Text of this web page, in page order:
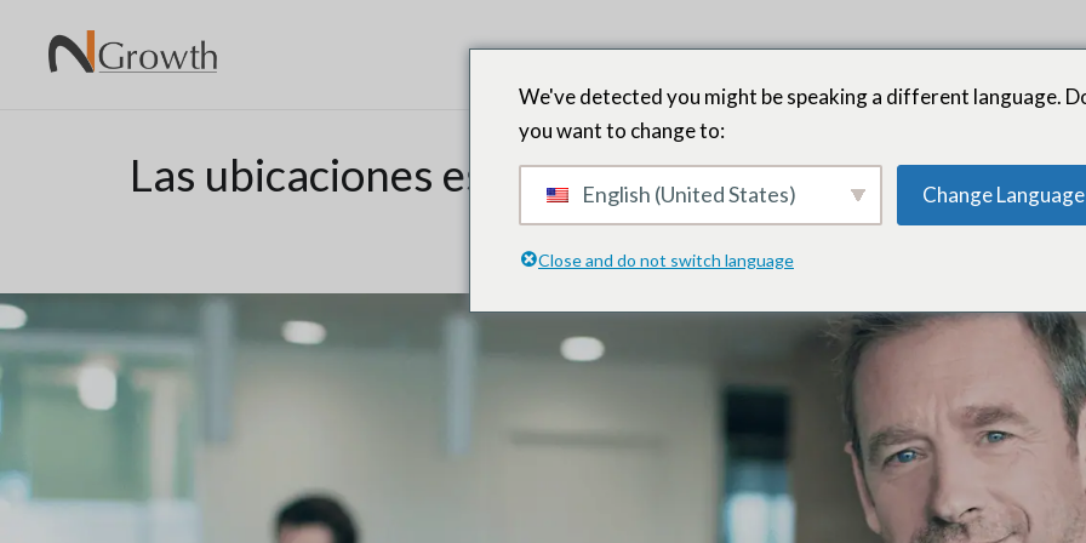
Las ubicaciones estratégicas impulsan el
mercado de Tech Enterprise
We've detected you might be speaking a different language.
you want to change to:
English (United States) Change Language
Close and do not switch language